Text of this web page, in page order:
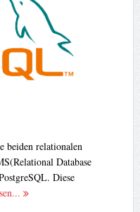
beiden relationalen
Database
Diese